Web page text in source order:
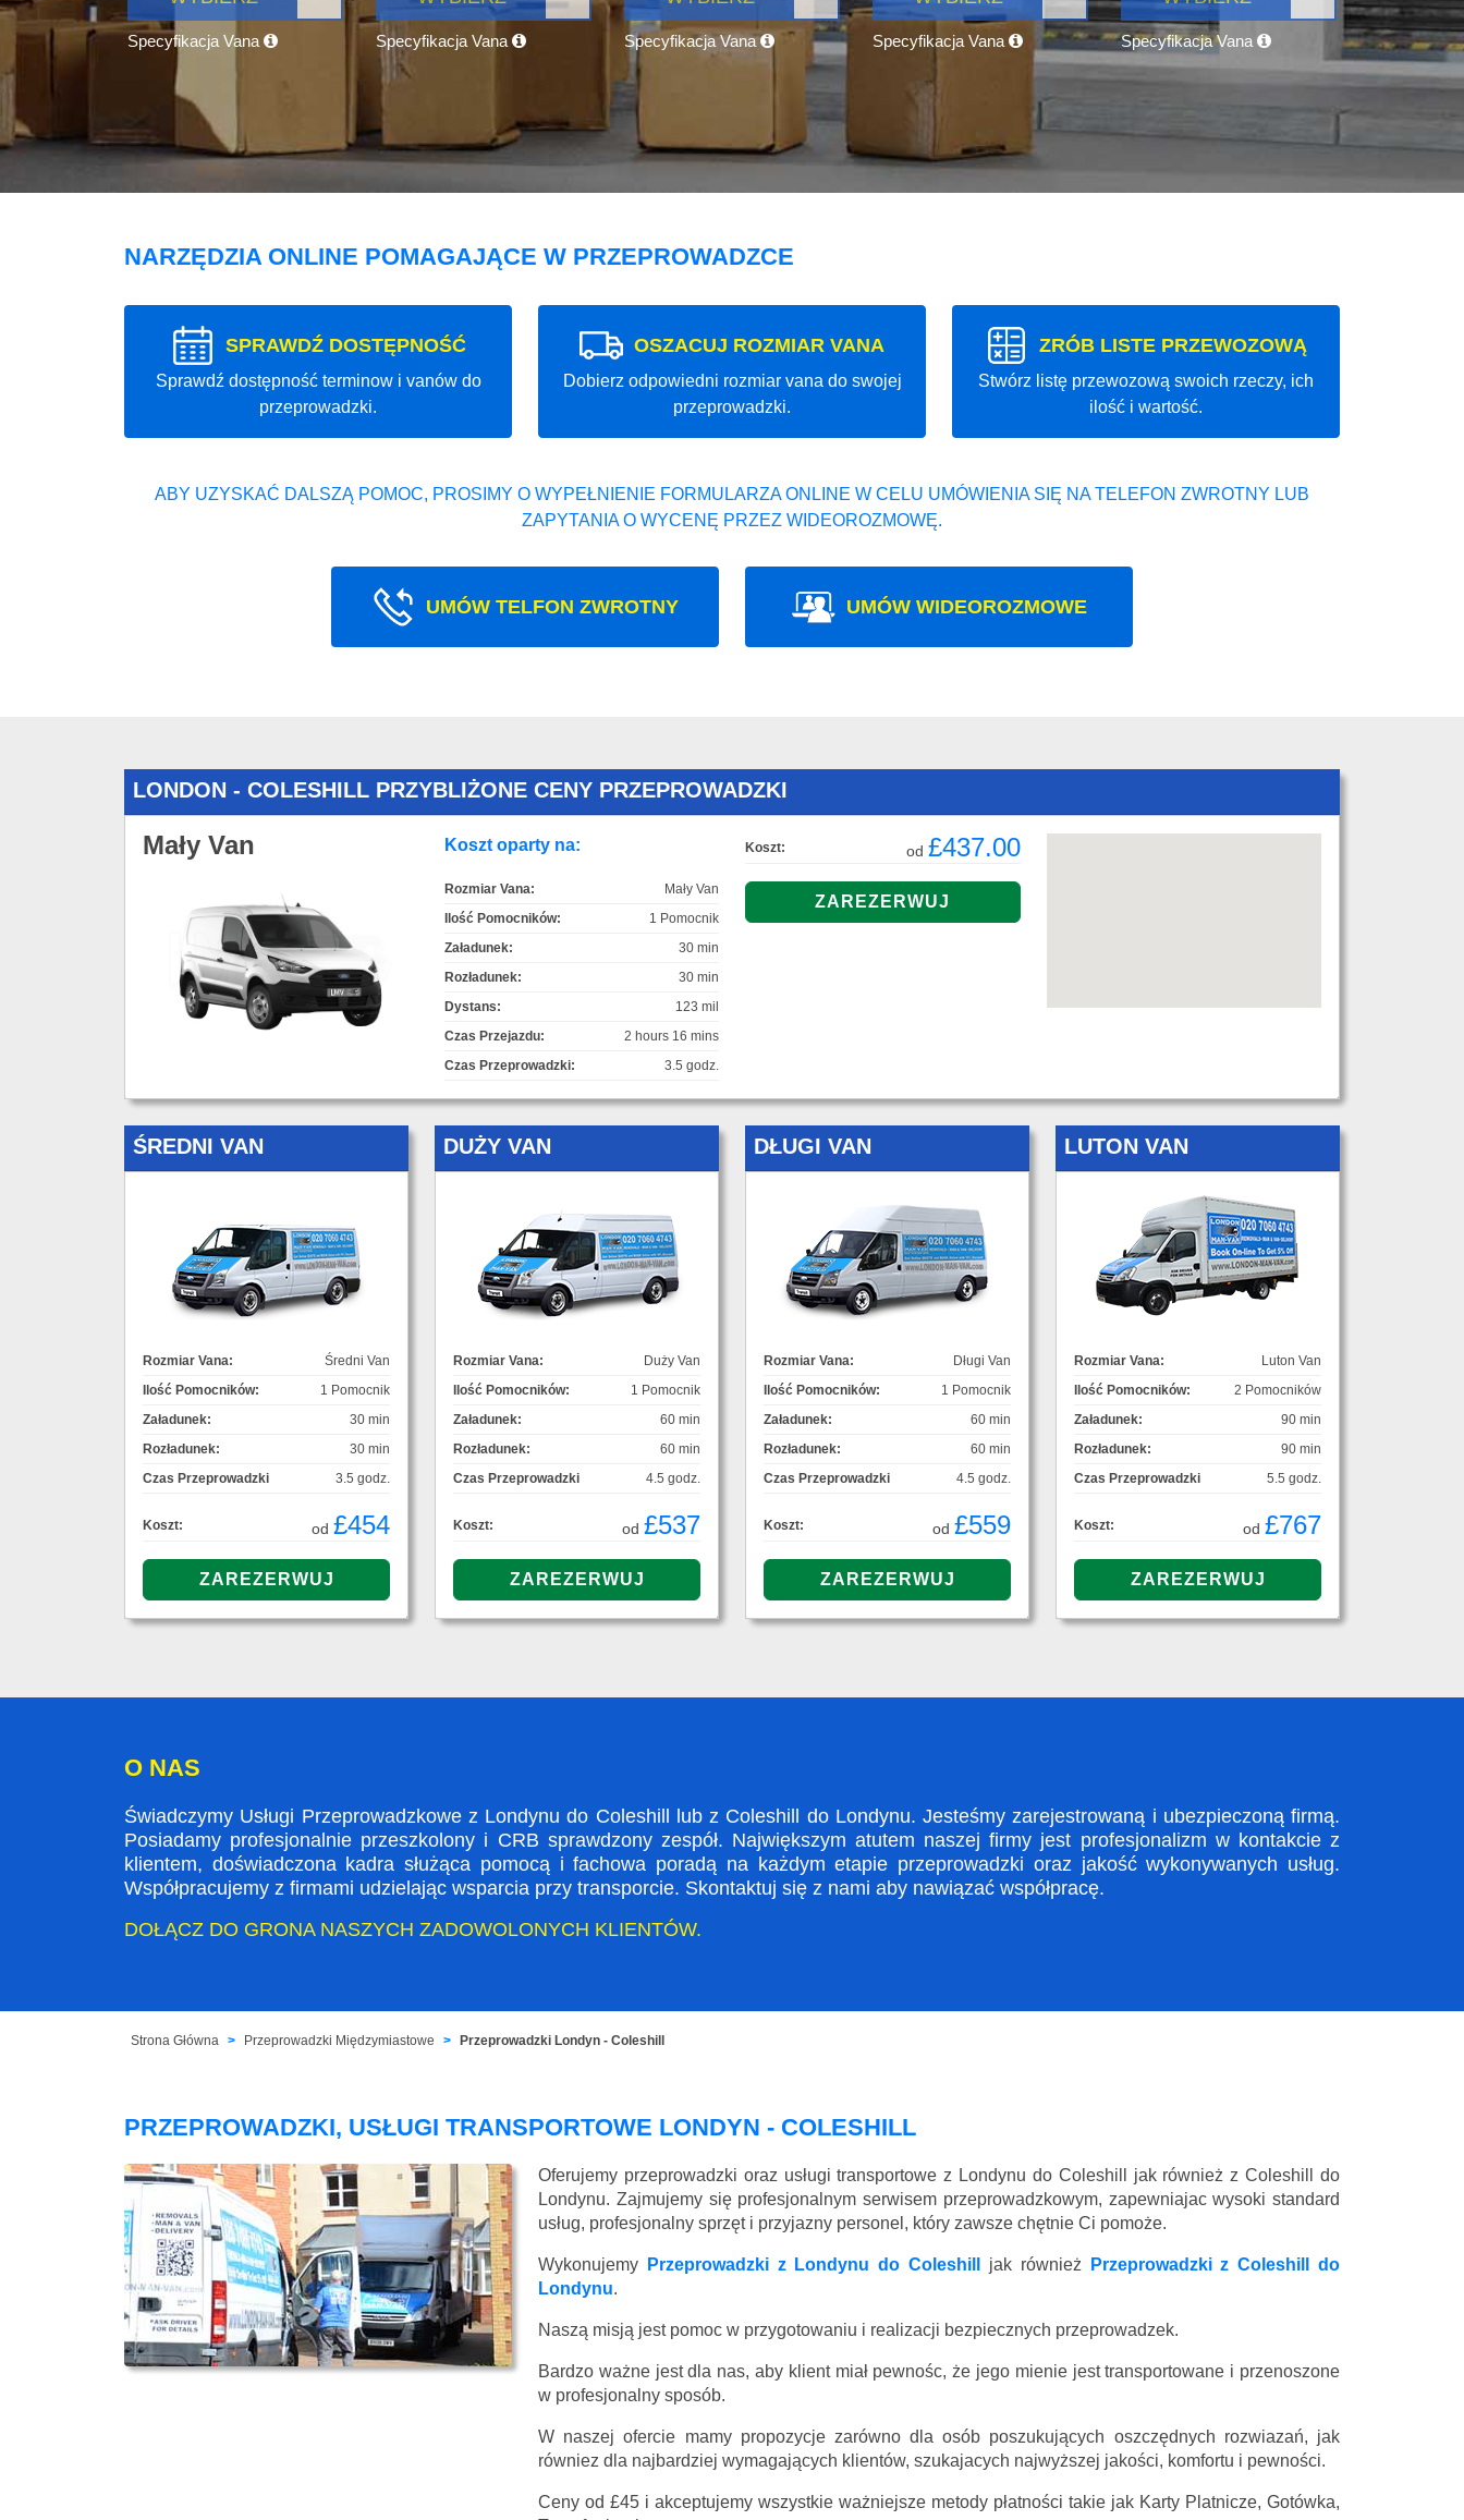
Specyfikacja Vana Specyfikacja Vana Specyfikacja Vana Specyfikacja Vana Specyfikacja Vana
NARZĘDZIA ONLINE POMAGAJĄCE W PRZEPROWADZCE
SPRAWDŹ DOSTĘPNOŚĆ
Sprawdź dostępność terminow i vanów do
przeprowadzki.
OSZACUJ ROZMIAR VANA
Dobierz odpowiedni rozmiar vana do swojej
przeprowadzki.
ZRÓB LISTE PRZEWOZOWĄ
Stwórz listę przewozową swoich rzeczy, ich
ilość i wartość.
ABY UZYSKAĆ DALSZĄ POMOC, PROSIMY O WYPEŁNIENIE FORMULARZA ONLINE W CELU UMÓWIENIA SIĘ NA TELEFON ZWROTNY LUB
ZAPYTANIA O WYCENĘ PRZEZ WIDEOROZMOWĘ.
UMÓW TELFON ZWROTNY UMÓW WIDEOROZMOWE
LONDON - COLESHILL PRZYBLIŻONE CENY PRZEPROWADZKI
Mały Van Koszt oparty na:
Rozmiar Vana:
Mały Van
Ilość Pomocników:
1 Pomocnik
Załadunek:
30 min
Rozładunek:
30 min
Dystans:
123 mil
Czas Przejazdu:
2 hours 16 mins
Czas Przeprowadzki:
3.5 godz.
Koszt: od £437.00
ŚREDNI VAN
Rozmiar Vana:
Średni Van
Ilość Pomocników:
1 Pomocnik
Załadunek:
30 min
Rozładunek:
30 min
Czas Przeprowadzki
3.5 godz.
Koszt: od £454
DUŻY VAN
Rozmiar Vana:
Duży Van
Ilość Pomocników:
1 Pomocnik
Załadunek:
60 min
Rozładunek:
60 min
Czas Przeprowadzki
4.5 godz.
Koszt: od £537
DŁUGI VAN
Rozmiar Vana:
Długi Van
Ilość Pomocników:
1 Pomocnik
Załadunek:
60 min
Rozładunek:
60 min
Czas Przeprowadzki
4.5 godz.
Koszt: od £559
LUTON VAN
Rozmiar Vana:
Luton Van
Ilość Pomocników:
2 Pomocników
Załadunek:
90 min
Rozładunek:
90 min
Czas Przeprowadzki
5.5 godz.
Koszt: od £767
O NAS
Świadczymy Usługi Przeprowadzkowe z Londynu do Coleshill lub z Coleshill do Londynu. Jesteśmy zarejestrowaną i ubezpieczoną firmą.
Posiadamy profesjonalnie przeszkolony i CRB sprawdzony zespół. Największym atutem naszej firmy jest profesjonalizm w kontakcie z
klientem, doświadczona kadra służąca pomocą i fachowa poradą na każdym etapie przeprowadzki oraz jakość wykonywanych usług.
Współpracujemy z firmami udzielając wsparcia przy transporcie. Skontaktuj się z nami aby nawiązać współpracę.
DOŁĄCZ DO GRONA NASZYCH ZADOWOLONYCH KLIENTÓW.
Strona Główna Przeprowadzki Międzymiastowe Przeprowadzki Londyn - Coleshill
PRZEPROWADZKI, USŁUGI TRANSPORTOWE LONDYN - COLESHILL
Oferujemy przeprowadzki oraz usługi transportowe z Londynu do Coleshill jak również z Coleshill do
Londynu. Zajmujemy się profesjonalnym serwisem przeprowadzkowym, zapewniajac wysoki standard
usług, profesjonalny sprzęt i przyjazny personel, który zawsze chętnie Ci pomoże.
Wykonujemy Przeprowadzki z Londynu do Coleshill jak również
Przeprowadzki z Coleshill do
Londynu.
Naszą misją jest pomoc w przygotowaniu i realizacji bezpiecznych przeprowadzek.
Bardzo ważne jest dla nas, aby klient miał pewnośc, że jego mienie jest transportowane i przenoszone
w profesjonalny sposób.
W naszej ofercie mamy propozycje zarówno dla osób poszukujących oszczędnych rozwiazań, jak
równiez dla najbardziej wymagających klientów, szukajacych najwyższej jakości, komfortu i pewności.
Ceny od £45 i akceptujemy wszystkie ważniejsze metody płatności takie jak Karty Platnicze, Gotówka,